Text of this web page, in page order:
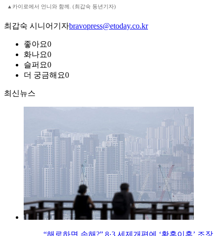
▲카이로에서 언니와 함께. (최갑숙 동년기자)
최갑숙 시니어기자bravopress@etoday.co.kr
좋아요0
화나요0
슬퍼요0
더 궁금해요0
최신뉴스